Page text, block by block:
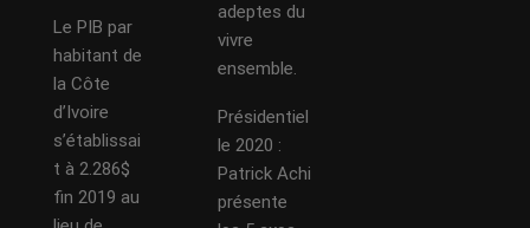
Le PIB par
habitant de
la Côte
d’Ivoire
s’établissai
t à 2.286$
fin 2019 au
adeptes du
vivre
ensemble.
Présidentiel
le 2020 :
Patrick Achi
présente